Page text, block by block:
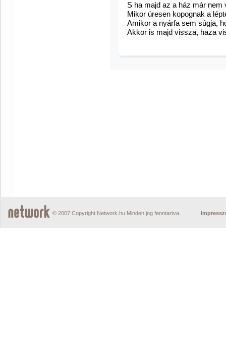
S ha majd az a ház már nem
Mikor üresen kopognak a
Amikor a nyárfa sem súgja,
Akkor is majd vissza, haza
© 2007 Copyright Network.hu Minden jog fenntartva.